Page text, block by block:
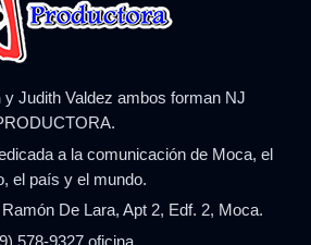
y Judith Valdez ambos forman NJ
a la comunicación de Moca, el
el país y el mundo.
De Lara, Apt 2, Edf. 2, Moca.
578-9327 oficina